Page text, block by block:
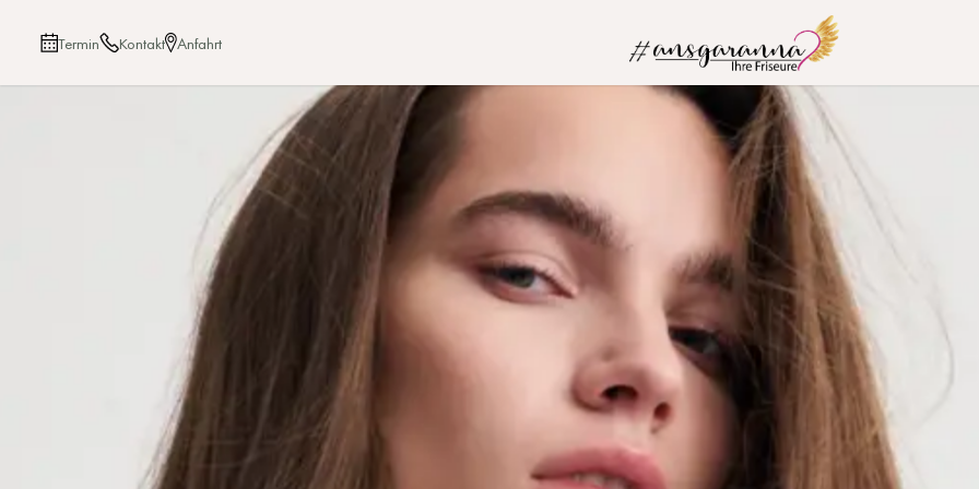
Termin Kontakt Anfahrt